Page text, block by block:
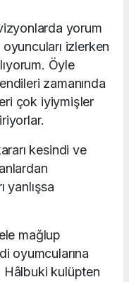
yorum
izlerken
Öyle
zamanında
çok iyiymişler
kesindi ve
yanlışsa
mağlup
oyumcularına
Hâlbuki kulüpten